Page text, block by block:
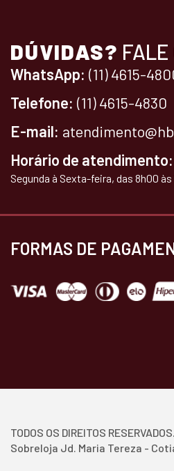
DÚVIDAS? FALE
WhatsApp: (11) 4615-
Telefone: (11) 4615-4830
E-mail:
Horário de atendimento:
Segunda à Sexta-feira, das 8h00 às
FORMAS DE
TODOS OS DIREITOS
Sobreloja Jd. Maria Tereza -